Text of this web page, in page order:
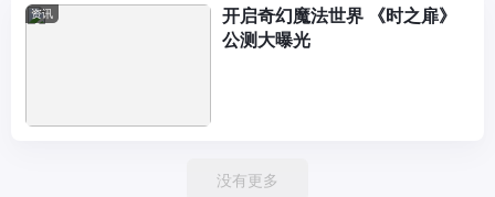
资讯
开启奇幻魔法世界 《时之扉》
公测大曝光
没有更多